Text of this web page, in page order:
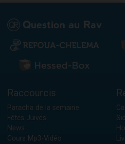
Raccourcis
Paracha de la semaine
Fêtes Juives
News
Cours Mp3-Vidéo